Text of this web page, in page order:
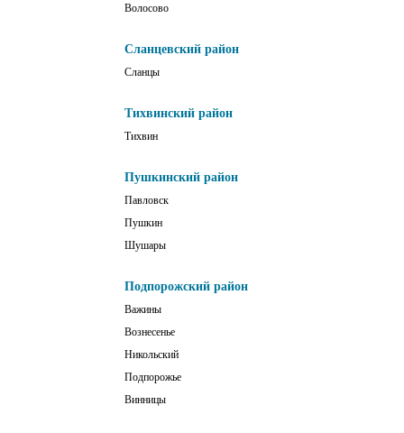
Волосово
Сланцевский район
Сланцы
Тихвинский район
Тихвин
Пушкинский район
Павловск
Пушкин
Шушары
Подпорожский район
Важины
Вознесенье
Никольский
Подпорожье
Винницы